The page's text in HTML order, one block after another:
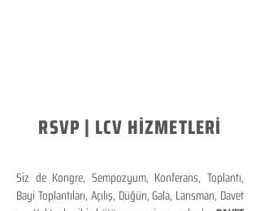
RSVP | LCV HİZMETLERİ
Siz de Kongre, Sempozyum, Konferans, Toplantı,
Bayi Toplantıları, Açılış, Düğün, Gala, Lansman, Davet